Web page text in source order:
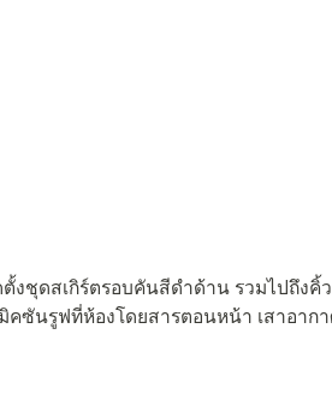
งชุดสเกิร์ตรอบคันสีดำด้าน รวมไปถึง
ซันรูฟที่ห้องโดยสารตอนหน้า เสาอาก